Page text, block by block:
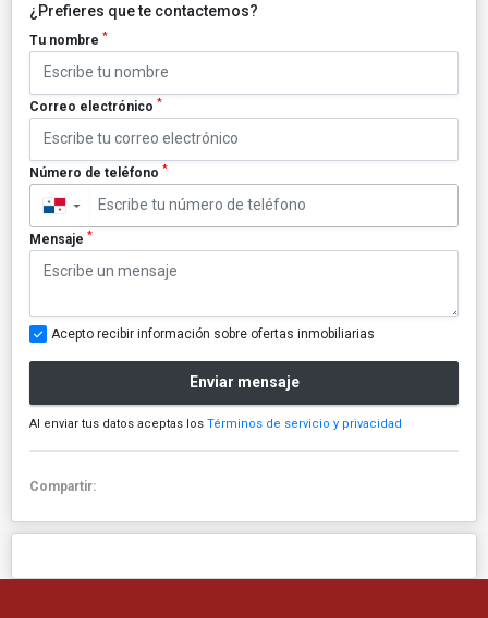
¿Prefieres que te contactemos?
Tu nombre *
Correo electrónico *
Número de teléfono *
▼
Mensaje *
Acepto recibir información sobre ofertas inmobiliarias
Enviar mensaje
Al enviar tus datos aceptas los Términos de servicio y privacidad
Compartir: